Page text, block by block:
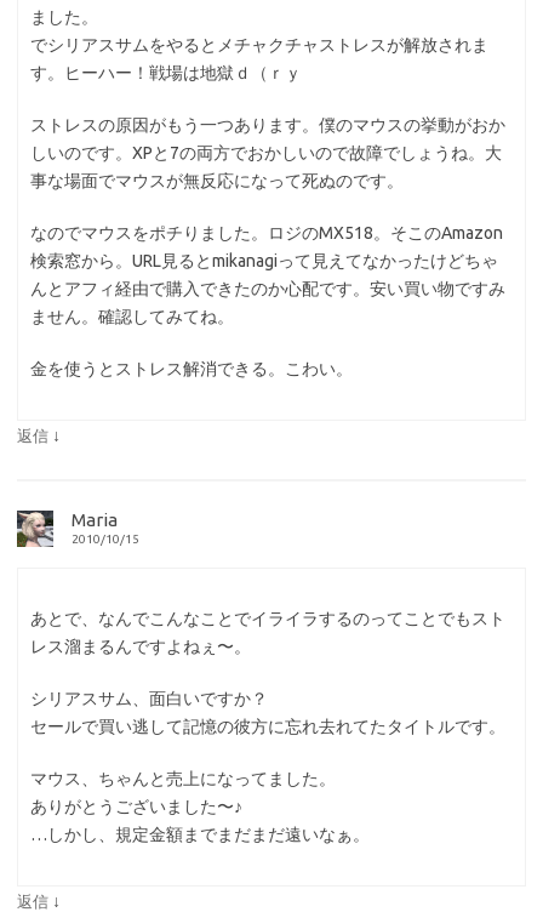
ました。
でシリアスサムをやるとメチャクチャストレスが解放されま
す。ヒーハー！戦場は地獄ｄ（ｒｙ
ストレスの原因がもう一つあります。僕のマウスの挙動がおか
しいのです。XPと7の両方でおかしいので故障でしょうね。大
事な場面でマウスが無反応になって死ぬのです。
なのでマウスをポチりました。ロジのMX518。そこのAmazon
検索窓から。URL見るとmikanagiって見えてなかったけどちゃ
んとアフィ経由で購入できたのか心配です。安い買い物ですみ
ません。確認してみてね。
金を使うとストレス解消できる。こわい。
返信 ↓
Maria
2010/10/15
あとで、なんでこんなことでイライラするのってことでもスト
レス溜まるんですよねぇ〜。
シリアスサム、面白いですか？
セールで買い逃して記憶の彼方に忘れ去れてたタイトルです。
マウス、ちゃんと売上になってました。
ありがとうございました〜♪
…しかし、規定金額までまだまだ遠いなぁ。
返信 ↓